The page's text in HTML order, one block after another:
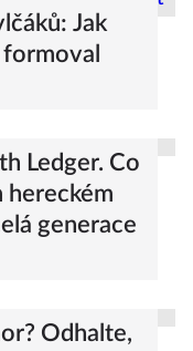
Jak
Ledger. Co
hereckém
generace
Odhalte,